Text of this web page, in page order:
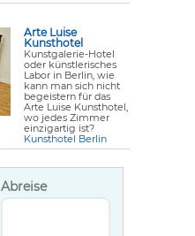
Arte Luise
Kunsthotel
Kunstgalerie-Hotel
oder künstlerisches
Labor in Berlin, wie
kann man sich nicht
begeistern für das
Arte Luise Kunsthotel,
wo jedes Zimmer
einzigartig ist?
Kunsthotel Berlin
Abreise